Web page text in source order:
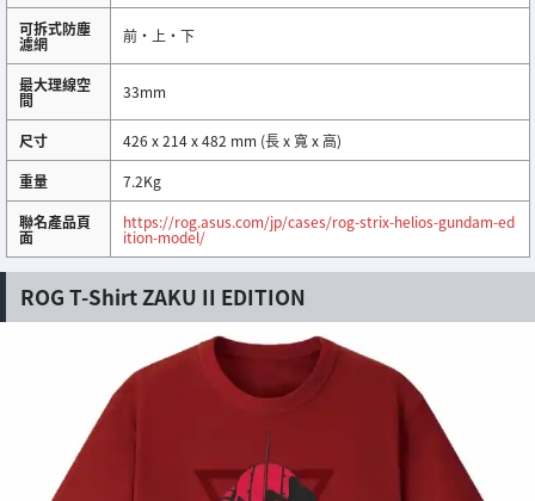
可拆式防塵
濾網 前・上・下
最大理線空
間 33mm
尺寸
426 x 214 x 482 mm (長 x 寬 x 高)
重量
7.2Kg
聯名產品頁
面
https://rog.asus.com/jp/cases/rog-strix-helios-gundam-ed
ition-model/
ROG T-Shirt ZAKU II EDITION